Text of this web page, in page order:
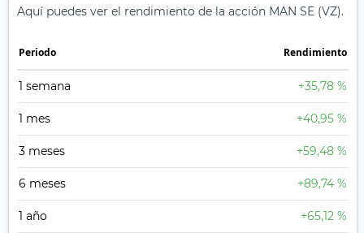
Aquí puedes ver el rendimiento de la acción MAN SE (VZ).
Periodo Rendimiento
1 semana +35,78 %
1 mes +40,95 %
3 meses +59,48 %
6 meses +89,74 %
1 año +65,12 %